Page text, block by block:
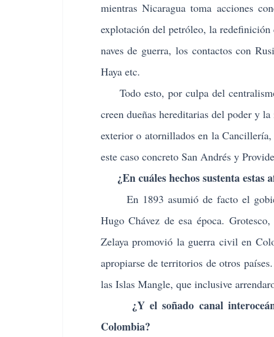
mientras Nicaragua toma acciones
explotación del petróleo, la
naves de guerra, los contactos con
Haya etc.
Todo esto, por culpa del
creen dueñas hereditarias del poder y
exterior o atornillados en la
este caso concreto San Andrés y
¿En cuáles hechos sustenta estas
En 1893 asumió de facto el
Hugo Chávez de esa época.
Zelaya promovió la guerra civil en
apropiarse de territorios de otros
las Islas Mangle, que inclusive
¿Y el soñado canal
Colombia?